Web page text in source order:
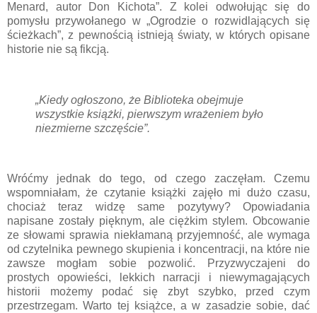
Menard, autor Don Kichota”. Z kolei odwołując się do
pomysłu przywołanego w „Ogrodzie o rozwidlających się
ścieżkach”, z pewnością istnieją światy, w których opisane
historie nie są fikcją.
„Kiedy ogłoszono, że Biblioteka obejmuje
wszystkie książki, pierwszym wrażeniem było
niezmierne szczęście”.
Wróćmy jednak do tego, od czego zaczęłam. Czemu
wspomniałam, że czytanie książki zajęło mi dużo czasu,
chociaż teraz widzę same pozytywy? Opowiadania
napisane zostały pięknym, ale ciężkim stylem. Obcowanie
ze słowami sprawia niekłamaną przyjemność, ale wymaga
od czytelnika pewnego skupienia i koncentracji, na które nie
zawsze mogłam sobie pozwolić. Przyzwyczajeni do
prostych opowieści, lekkich narracji i niewymagających
historii możemy podać się zbyt szybko, przed czym
przestrzegam. Warto tej książce, a w zasadzie sobie, dać